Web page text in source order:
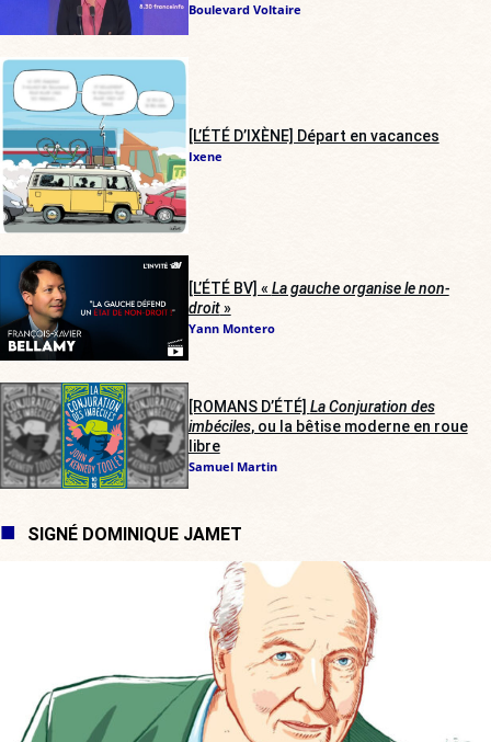
Boulevard Voltaire
[L’ÉTÉ D’IXÈNE] Départ en vacances
Ixene
[L’ÉTÉ BV] « La gauche organise le non-
droit»
Yann Montero
[ROMANS D’ÉTÉ] La Conjuration des
imbéciles, ou la bêtise moderne en roue
libre
Samuel Martin
SIGNÉ DOMINIQUE JAMET